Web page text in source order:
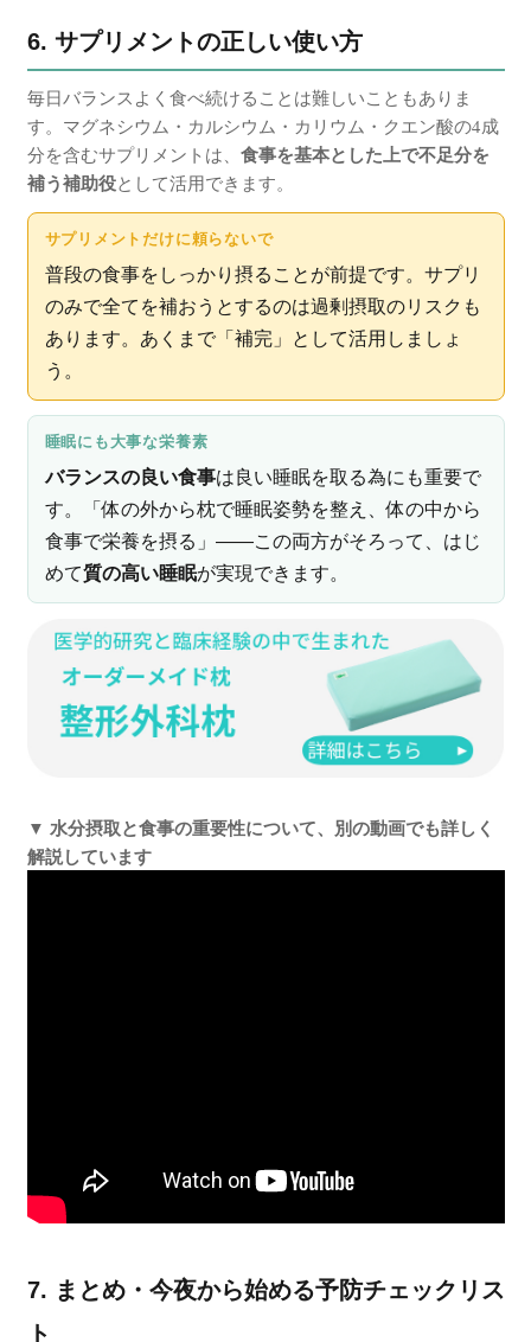
6. サプリメントの正しい使い方
毎日バランスよく食べ続けることは難しいこともありま
す。マグネシウム・カルシウム・カリウム・クエン酸の4成
分を含むサプリメントは、 食事を基本とした上で不足分を
補う補助役として活用できます。
サプリメントだけに頼らないで
普段の食事をしっかり摂ることが前提です。サプリ
のみで全てを補おうとするのは過剰摂取のリスクも
あります。あくまで「補完」として活用しましょ
う。
睡眠にも大事な栄養素
バランスの良い食事は良い睡眠を取る為にも重要で
す。「体の外から枕で睡眠姿勢を整え、体の中から
食事で栄養を摂る」——この両方がそろって、はじ
めて質の高い睡眠が実現できます。
▼ 水分摂取と食事の重要性について、別の動画でも詳しく
解説しています
7. まとめ・今夜から始める予防チェックリス
ト